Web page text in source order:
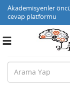
Akademisyenler
cevap platformu
Toggle